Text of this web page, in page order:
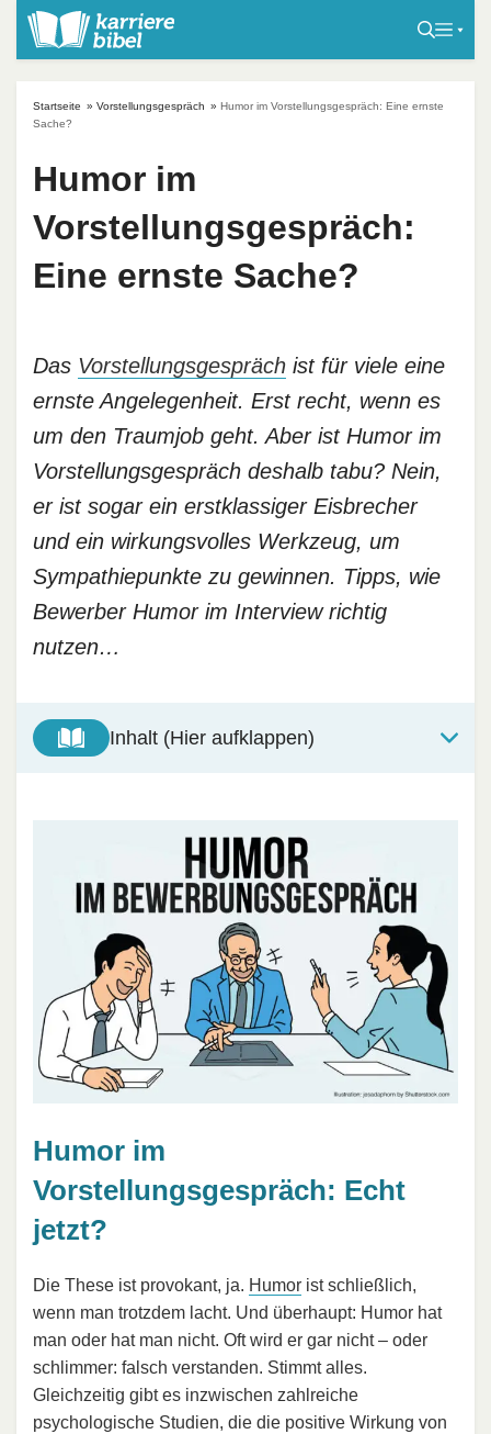
Startseite » Vorstellungsgespräch » Humor im Vorstellungsgespräch: Eine ernste
Sache?
Humor im
Vorstellungsgespräch:
Eine ernste Sache?
Das Vorstellungsgespräch ist für viele eine
ernste Angelegenheit. Erst recht, wenn es
um den Traumjob geht. Aber ist Humor im
Vorstellungsgespräch deshalb tabu? Nein,
er ist sogar ein erstklassiger Eisbrecher
und ein wirkungsvolles Werkzeug, um
Sympathiepunkte zu gewinnen. Tipps, wie
Bewerber Humor im Interview richtig
nutzen…
Inhalt (Hier aufklappen)
Humor im
Vorstellungsgespräch: Echt
jetzt?
Die These ist provokant, ja. Humor ist schließlich,
wenn man trotzdem lacht. Und überhaupt: Humor hat
man oder hat man nicht. Oft wird er gar nicht – oder
schlimmer: falsch verstanden. Stimmt alles.
Gleichzeitig gibt es inzwischen zahlreiche
psychologische Studien, die die positive Wirkung von